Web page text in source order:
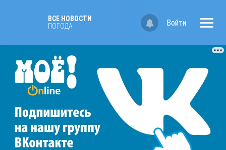
ВСЕ НОВОСТИ
ПОГОДА
Войти